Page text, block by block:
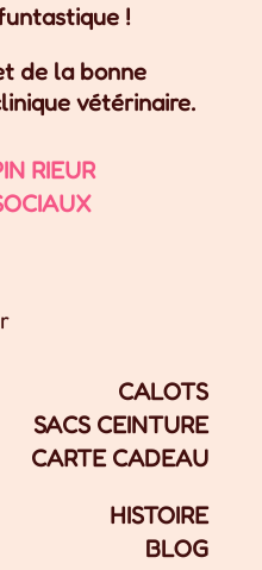
!
de la bonne
vétérinaire.
RIEUR
CALOTS
SACS CEINTURE
CARTE CADEAU
HISTOIRE
BLOG